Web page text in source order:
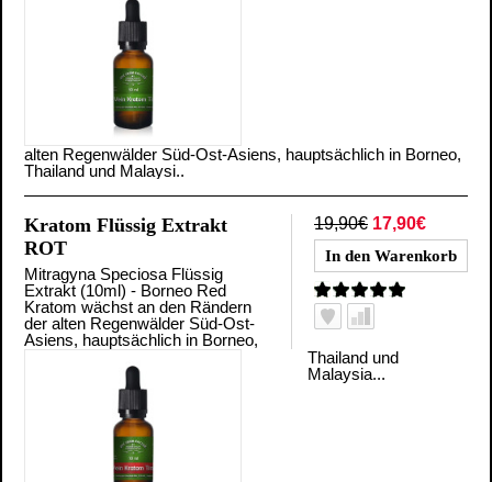
alten Regenwälder Süd-Ost-Asiens, hauptsächlich in Borneo,
Thailand und Malaysi..
19,90€ 17,90€
Kratom Flüssig Extrakt
ROT
Mitragyna Speciosa Flüssig
Extrakt (10ml) - Borneo Red
Kratom wächst an den Rändern
der alten Regenwälder Süd-Ost-
Asiens, hauptsächlich in Borneo,
Thailand und
Malaysia...